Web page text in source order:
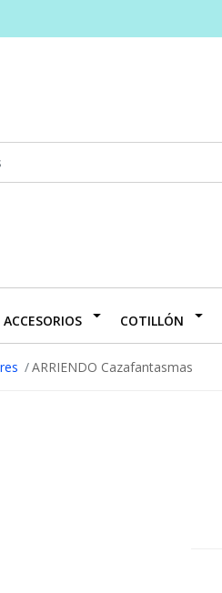
ACCESORIOS COTILLÓN
ARRIENDO Cazafantasmas